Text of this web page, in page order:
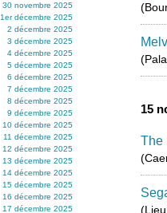
30 novembre 2025
1er décembre 2025
2 décembre 2025
3 décembre 2025
4 décembre 2025
5 décembre 2025
6 décembre 2025
7 décembre 2025
8 décembre 2025
9 décembre 2025
10 décembre 2025
11 décembre 2025
12 décembre 2025
13 décembre 2025
14 décembre 2025
15 décembre 2025
16 décembre 2025
17 décembre 2025
15
The